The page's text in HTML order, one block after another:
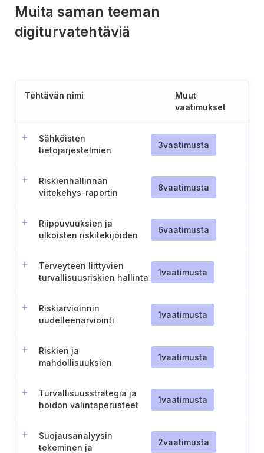
Muita saman teeman
digiturvatehtäviä
Tehtävän nimi
Muut
vaatimukset
Sähköisten
tietojärjestelmien
3vaatimusta
Riskienhallinnan
viitekehys-raportin
8vaatimusta
Riippuvuuksien ja
ulkoisten riskitekijöiden
6vaatimusta
Terveyteen liittyvien
turvallisuusriskien hallinta
1vaatimusta
Riskiarvioinnin
uudelleenarviointi
1vaatimusta
Riskien ja
mahdollisuuksien
1vaatimusta
Turvallisuusstrategia ja
hoidon valintaperusteet
1vaatimusta
Suojausanalyysin
tekeminen ja
2vaatimusta